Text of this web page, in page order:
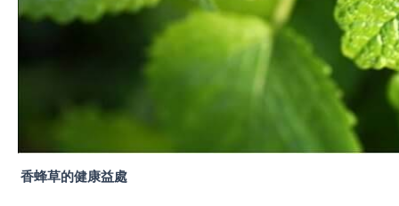
香蜂草的健康益處